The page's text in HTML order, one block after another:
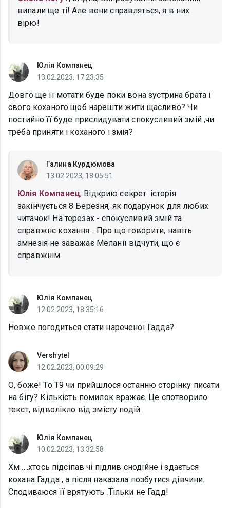
випали ще ті! Але вони справляться, я в них
вірю!
Юлія Компанец
13.02.2023, 17:23:35
Довго ще її мотати буде поки вона зустрина брата і
свого коханого щоб нарешти жити щасливо? Чи
постийно її буде прислидувати спокусливий змій ,чи
треба приняти і коханого і змія?
Галина Курдюмова
13.02.2023, 18:05:51
Юлія Компанец, Відкрию секрет: історія
закінчується 8 Березня, як подарунок для любих
читачок! На терезах - спокусливий змій та
справжнє кохання... Про що говорити, навіть
амнезія не заважає Меланії відчути, що є
справжнім.
Юлія Компанец
12.02.2023, 18:35:16
Невже погодиться стати нареченої Гадда?
Vershytel
12.02.2023, 00:09:29
О, боже! То Т9 чи прийшлося останню сторінку писати
на бігу? Кількість помилок вражає. Це спотворило
текст, відволікло від змісту подій.
Юлія Компанец
10.02.2023, 13:32:58
Хм ....хтось підсіпав чі підлив снодійне і здається
кохана Гадда , а після наказала позбутися дівчини.
Сподиваюся її врятують .Тільки не Гадд!